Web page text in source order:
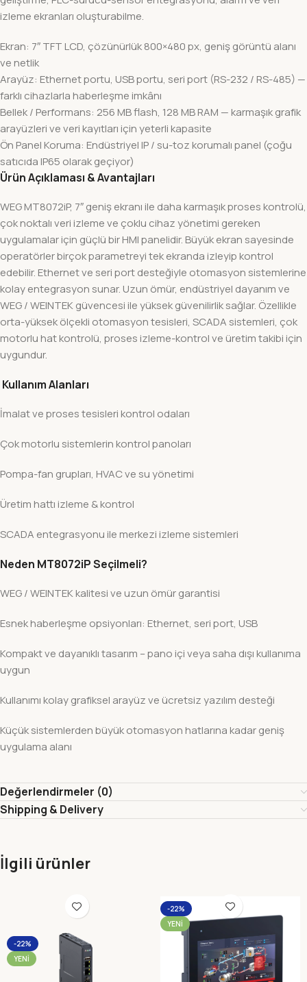
izleme ekranları oluşturabilme.
Ekran: 7″ TFT LCD, çözünürlük 800×480 px, geniş görüntü alanı
ve netlik
Arayüz: Ethernet portu, USB portu, seri port (RS-232 / RS-485) —
farklı cihazlarla haberleşme imkânı
Bellek / Performans: 256 MB flash, 128 MB RAM — karmaşık grafik
arayüzleri ve veri kayıtları için yeterli kapasite
Ön Panel Koruma: Endüstriyel IP / su-toz korumalı panel (çoğu
satıcıda IP65 olarak geçiyor)
Ürün Açıklaması & Avantajları
WEG MT8072iP, 7″ geniş ekranı ile daha karmaşık proses kontrolü,
çok noktalı veri izleme ve çoklu cihaz yönetimi gereken
uygulamalar için güçlü bir HMI panelidir. Büyük ekran sayesinde
operatörler birçok parametreyi tek ekranda izleyip kontrol
edebilir. Ethernet ve seri port desteğiyle otomasyon sistemlerine
kolay entegrasyon sunar. Uzun ömür, endüstriyel dayanım ve
WEG / WEINTEK güvencesi ile yüksek güvenilirlik sağlar. Özellikle
orta-yüksek ölçekli otomasyon tesisleri, SCADA sistemleri, çok
motorlu hat kontrolü, proses izleme-kontrol ve üretim takibi için
uygundur.
Kullanım Alanları
İmalat ve proses tesisleri kontrol odaları
Çok motorlu sistemlerin kontrol panoları
Pompa-fan grupları, HVAC ve su yönetimi
Üretim hattı izleme & kontrol
SCADA entegrasyonu ile merkezi izleme sistemleri
Neden MT8072iP Seçilmeli?
WEG / WEINTEK kalitesi ve uzun ömür garantisi
Esnek haberleşme opsiyonları: Ethernet, seri port, USB
Kompakt ve dayanıklı tasarım – pano içi veya saha dışı kullanıma
uygun
Kullanımı kolay grafiksel arayüz ve ücretsiz yazılım desteği
Küçük sistemlerden büyük otomasyon hatlarına kadar geniş
uygulama alanı
Değerlendirmeler (0)
Shipping & Delivery
İlgili ürünler
-22%
YENI
-22%
YENI